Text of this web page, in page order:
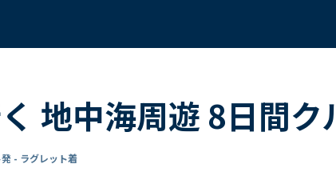
地中海周遊 8日間ク
- ラグレット着